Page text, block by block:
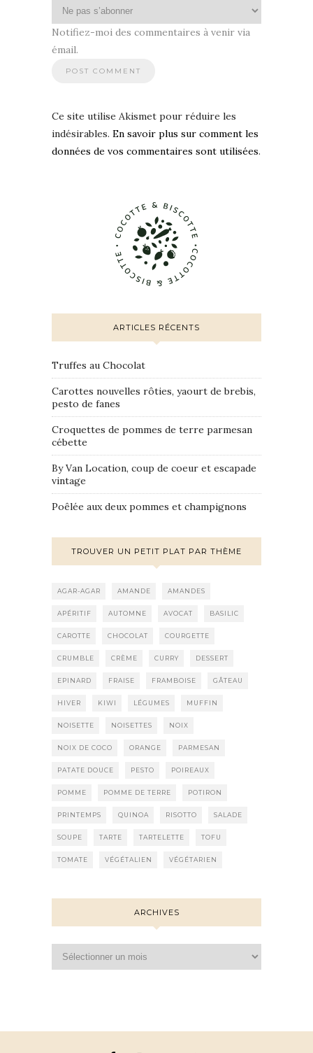
Notifiez-moi des commentaires à venir via
émail.
Ce site utilise Akismet pour réduire les
indésirables. En savoir plus sur comment les
données de vos commentaires sont utilisées.
ARTICLES RÉCENTS
Truffes au Chocolat
Carottes nouvelles rôties, yaourt de brebis,
pesto de fanes
Croquettes de pommes de terre parmesan
cébette
By Van Location, coup de coeur et escapade
vintage
Poêlée aux deux pommes et champignons
TROUVER UN PETIT PLAT PAR THÈME
AGAR-AGAR AMANDE AMANDES
APÉRITIF AUTOMNE AVOCAT BASILIC
CAROTTE CHOCOLAT COURGETTE
CRUMBLE CRÈME CURRY DESSERT
EPINARD FRAISE FRAMBOISE GÂTEAU
HIVER KIWI LÉGUMES MUFFIN
NOISETTE NOISETTES NOIX
NOIX DE COCO ORANGE PARMESAN
PATATE DOUCE PESTO POIREAUX
POMME POMME DE TERRE POTIRON
PRINTEMPS QUINOA RISOTTO SALADE
SOUPE TARTE TARTELETTE TOFU
TOMATE VÉGÉTALIEN VÉGÉTARIEN
ARCHIVES